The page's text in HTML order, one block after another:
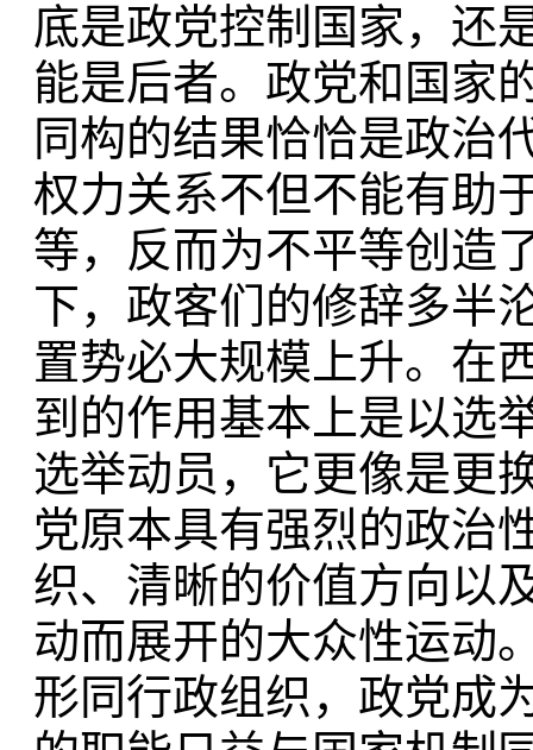
底是政党控制国家，还
能是后者。政党和国家
同构的结果恰恰是政治
权力关系不但不能有助
等，反而为不平等创造
下，政客们的修辞多半
置势必大规模上升。在
到的作用基本上是以选
选举动员，它更像是更
党原本具有强烈的政治
织、清晰的价值方向以
动而展开的大众性运动
形同行政组织，政党成